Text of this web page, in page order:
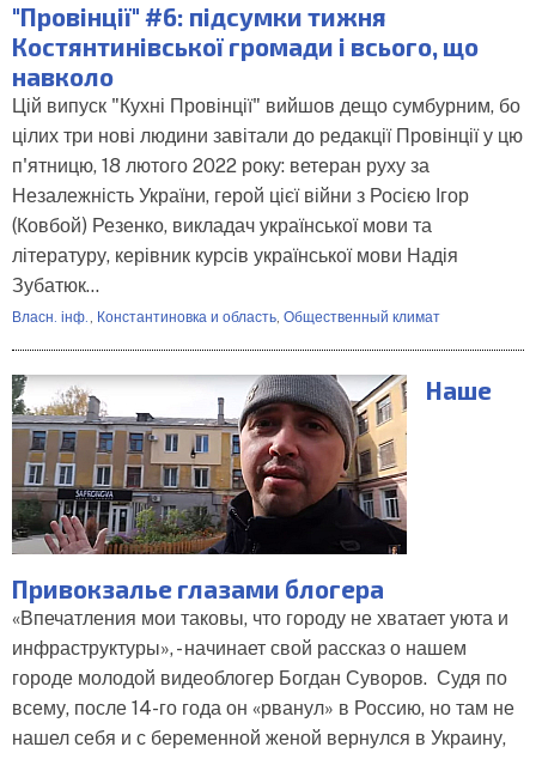
"Провінції" #6: підсумки тижня
Костянтинівської громади і всього, що
навколо
Цій випуск "Кухні Провінції" вийшов дещо сумбурним, бо
цілих три нові людини завітали до редакції Провінції у цю
п'ятницю, 18 лютого 2022 року: ветеран руху за
Незалежність України, герой цієї війни з Росією Ігор
(Ковбой) Резенко, викладач української мови та
літературу, керівник курсів української мови Надія
Зубатюк…
Власн. інф. , Константиновка и область, Общественный климат
Наше
Привокзалье глазами блогера
«Впечатления мои таковы, что городу не хватает уюта и
инфраструктуры», - начинает свой рассказ о нашем
городе молодой видеоблогер Богдан Суворов. Судя по
всему, после 14-го года он «рванул» в Россию, но там не
нашел себя и с беременной женой вернулся в Украину,